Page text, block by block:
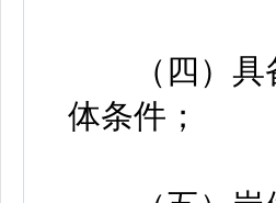
（四）具备
体条件；